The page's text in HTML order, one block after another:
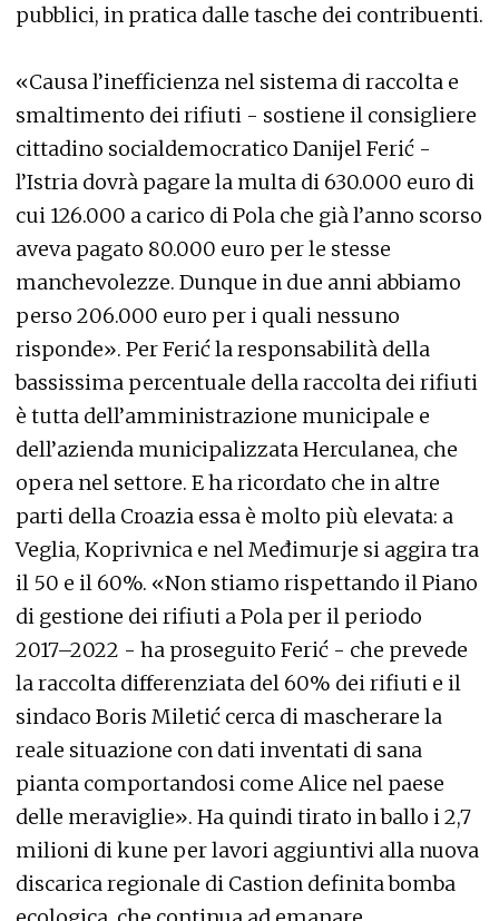
pubblici, in pratica dalle tasche dei contribuenti.
«Causa l’inefficienza nel sistema di raccolta e
smaltimento dei rifiuti - sostiene il consigliere
cittadino socialdemocratico Danijel Ferić -
l’Istria dovrà pagare la multa di 630.000 euro di
cui 126.000 a carico di Pola che già l’anno scorso
aveva pagato 80.000 euro per le stesse
manchevolezze. Dunque in due anni abbiamo
perso 206.000 euro per i quali nessuno
risponde». Per Ferić la responsabilità della
bassissima percentuale della raccolta dei rifiuti
è tutta dell’amministrazione municipale e
dell’azienda municipalizzata Herculanea, che
opera nel settore. E ha ricordato che in altre
parti della Croazia essa è molto più elevata: a
Veglia, Koprivnica e nel Međimurje si aggira tra
il 50 e il 60%. «Non stiamo rispettando il Piano
di gestione dei rifiuti a Pola per il periodo
2017–2022 - ha proseguito Ferić - che prevede
la raccolta differenziata del 60% dei rifiuti e il
sindaco Boris Miletić cerca di mascherare la
reale situazione con dati inventati di sana
pianta comportandosi come Alice nel paese
delle meraviglie». Ha quindi tirato in ballo i 2,7
milioni di kune per lavori aggiuntivi alla nuova
discarica regionale di Castion definita bomba